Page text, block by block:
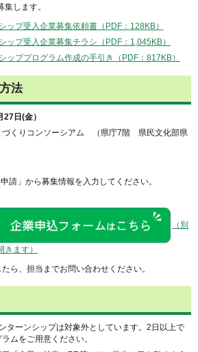
します。
ップ受入企業募集依頼書（PDF：128KB）
ップ受入企業募集チラシ（PDF：1,045KB）
ッププログラム作成の手引き（PDF：817KB）
法
日(金）
くりコンソーシアム （県庁7階 県民文化部県
請」から募集情報を入力してください。
（別
ます）
ら、担当までお問い合わせください。
ターンシップは対象外としています。2日以上で
ムをご用意ください。